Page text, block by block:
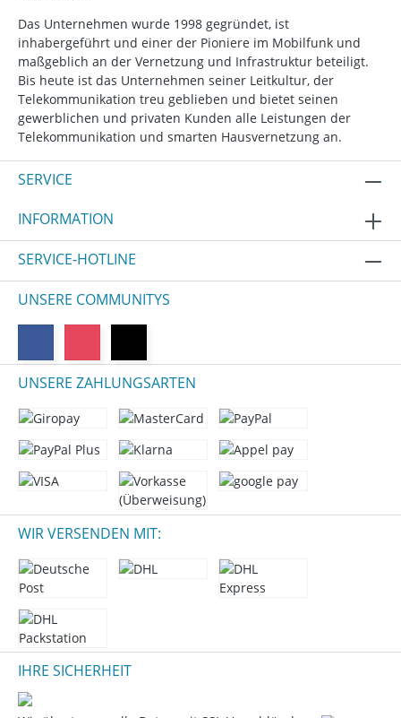
Das Unternehmen wurde 1998 gegründet, ist
inhabergeführt und einer der Pioniere im Mobilfunk und
maßgeblich an der Vernetzung und Infrastruktur beteiligt.
Bis heute ist das Unternehmen seiner Leitkultur, der
Telekommunikation treu geblieben und bietet seinen
gewerblichen und privaten Kunden alle Leistungen der
Telekommunikation und smarten Hausvernetzung an.
SERVICE
INFORMATION
SERVICE-HOTLINE
UNSERE COMMUNITYS
UNSERE ZAHLUNGSARTEN
WIR VERSENDEN MIT:
IHRE SICHERHEIT